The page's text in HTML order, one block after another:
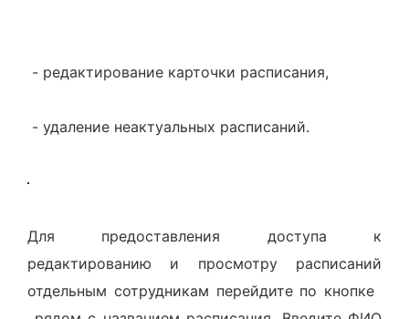
- редактирование карточки расписания,
- удаление неактуальных расписаний.
Для предоставления доступа к
редактированию и просмотру расписаний
отдельным сотрудникам перейдите по кнопке